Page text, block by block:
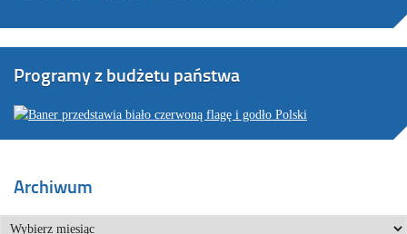
Programy z budżetu państwa
Archiwum